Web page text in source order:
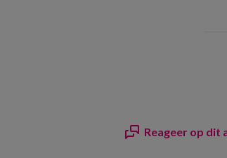
Reageer op dit